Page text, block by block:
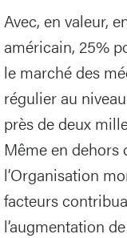
Avec, en valeur,
américain, 25%
le marché des
régulier au
près de deux
Même en dehors
l’Organisation
facteurs
l’augmentation